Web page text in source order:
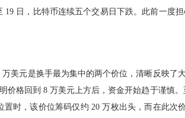
日，比特币连续五个交易日下跌。此前一度
美元是换手最为集中的两个价位，清晰反映了
格回到 8 万美元上方后，资金开始趋于谨慎
时，该价位筹码仅约 20 万枚出头，而在此次